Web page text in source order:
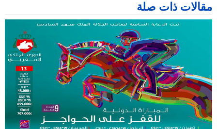
مقالات ذات صلة